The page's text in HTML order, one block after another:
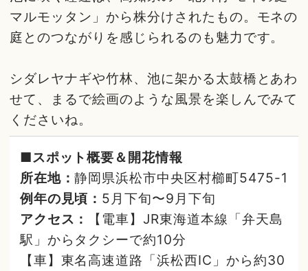
マルモッタン」から株分けされたもの。モネの
庭とのつながりを感じられるのも魅力です。
シダレヤナギや竹林、池に架かる太鼓橋とあわ
せて、まるで絵画のような風景を楽しんでみて
くださいね。
■スポット概要＆開花情報
所在地：静岡県浜松市中央区村櫛町5475-1
例年の見頃： 5月下旬〜9月下旬
アクセス：
【電車】JR東海道本線「弁天島
駅」からタクシーで約10分
【車】東名高速道路「浜松西IC」から約30